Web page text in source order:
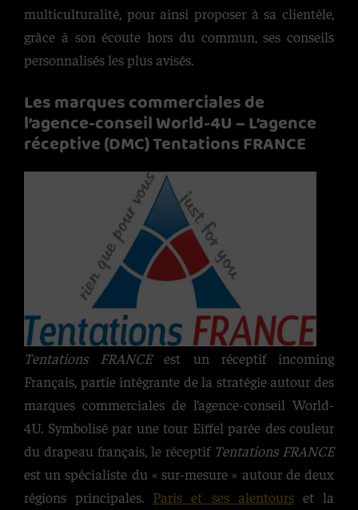
multiculturalité, pour ainsi proposer à sa clientèle,
grâce à son écoute hors du commun, ses conseils
personnalisés les plus avisés.
Les marques commerciales de
l’agence-conseil World-4U – L’agence
réceptive (DMC) Tentations FRANCE
Tentations FRANCEest un réceptif incoming
Français, partie intégrante de la stratégie autour des
marques commerciales de l’agence-conseil World-
4U. Symbolisé par une tour Eiffel parée des couleur
du drapeau français, le réceptif Tentations FRANCE
est un spécialiste du « sur-mesure » autour de deux
régions principales. Paris et ses alentourset la